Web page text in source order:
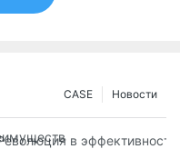
Новости
CASE
в